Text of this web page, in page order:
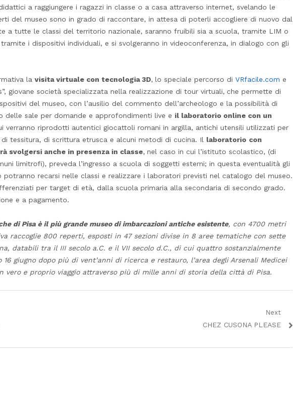
a raggiungere i ragazzi in classe o a casa attraverso internet, svelando le
del museo sono in grado di raccontare, in attesa di poterli accogliere di nuovo dal
a tutte le classi del territorio nazionale, saranno fruibili sia a scuola, tramite LIM o
i dispositivi individuali, e si svolgeranno in videoconferenza, in dialogo con gli
la visita virtuale con tecnologia 3D, lo speciale percorso di VRfacile.com e
giovane società specializzata nella realizzazione di tour virtuali, che permette di
del museo, con l’ausilio del commento dell’archeologo e la possibilità di
delle sale per domande e approfondimenti live e il laboratorio online con un
verranno riprodotti autentici giocattoli romani in argilla, antichi utensili utilizzati per
tessitura, di scrittura etrusca e alcuni metodi di cucina. Il laboratorio con
svolgersi anche in presenza in classe, nel caso in cui l’istituto scolastico, (di
limitrofi), preveda l’ingresso a scuola di soggetti esterni; in questa eventualità gli
recarsi nelle classi e realizzare i laboratori previsti nel catalogo del museo.
per target di età, dalla scuola primaria alla secondaria di secondo grado.
e a pagamento.
di Pisa è il più grande museo di imbarcazioni antiche esistente, con 4700 metri
raccoglie 800 reperti, esposti in 47 sezioni divise in 8 aree tematiche con sette
databili tra il III secolo a.C. e il VII secolo d.C., di cui quattro sostanzialmente
giugno dopo più di vent’anni di ricerca e restauro, l’area degli Arsenali Medicei
vero e proprio viaggio attraverso più di mille anni di storia della città di Pisa.
Next
Next
CHEZ CUSONA PLEASE